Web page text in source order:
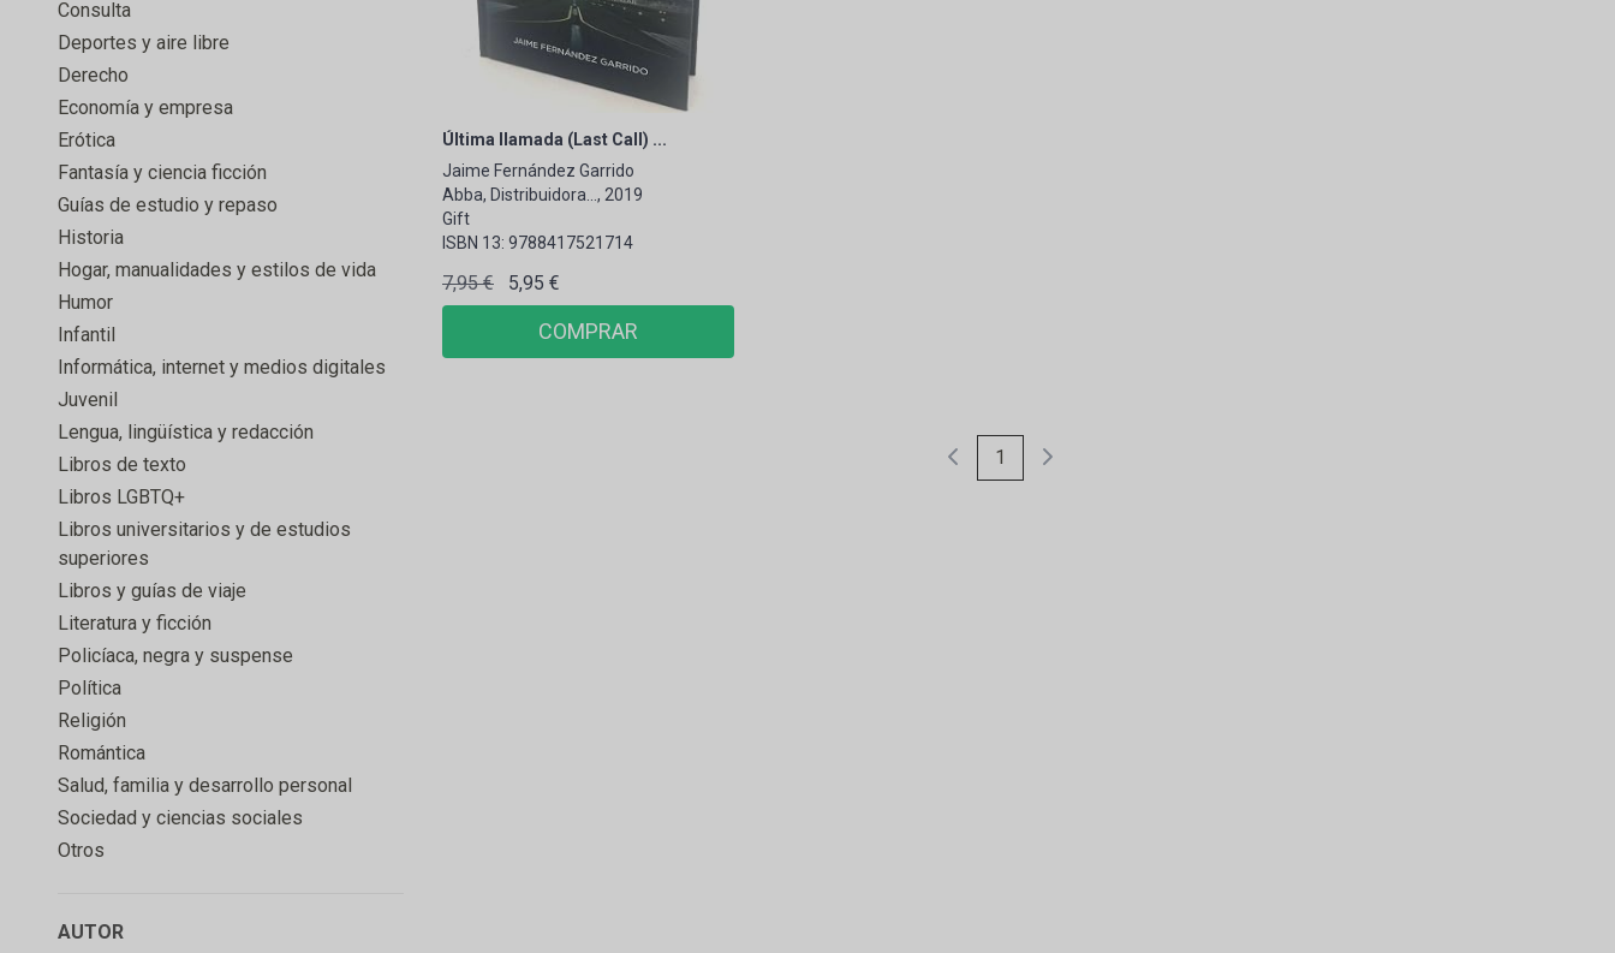
Consulta
Deportes y aire libre
Derecho
Economía y empresa
Erótica
Fantasía y ciencia ficción
Guías de estudio y repaso
Historia
Hogar, manualidades y estilos de vida
Humor
Infantil
Informática, internet y medios digitales
Juvenil
Lengua, lingüística y redacción
Libros de texto
Libros LGBTQ+
Libros universitarios y de estudios
superiores
Libros y guías de viaje
Literatura y ficción
Policíaca, negra y suspense
Política
Religión
Romántica
Salud, familia y desarrollo personal
Sociedad y ciencias sociales
Otros
AUTOR
Última llamada (Last Call) ...
Jaime Fernández Garrido
Abba, Distribuidora..., 2019
Gift
ISBN 13: 9788417521714
7,95 € 5,95 €
COMPRAR
1